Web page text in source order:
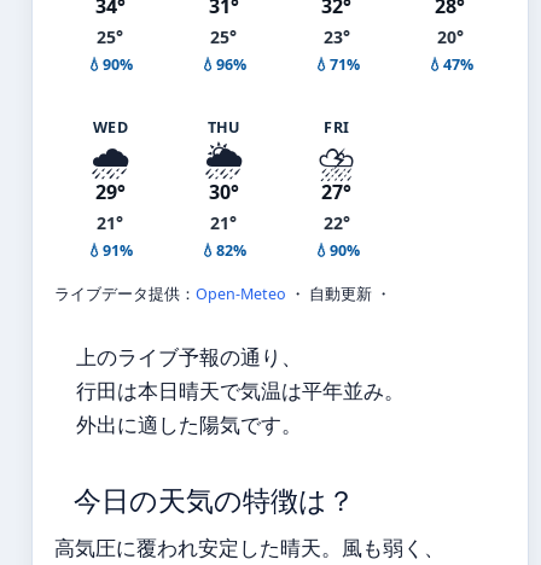
34°
25°
💧90%
31°
25°
💧96%
32°
23°
💧71%
28°
20°
💧47%
WED
🌧️
29°
21°
💧91%
THU
🌦️
30°
21°
💧82%
FRI
⛈️
27°
22°
💧90%
ライブデータ提供： Open-Meteo ・ 自動更新 ・
上のライブ予報の通り、
行田は本日晴天で気温は平年並み。
外出に適した陽気です。
今日の天気の特徴は？
高気圧に覆われ安定した晴天。風も弱く、